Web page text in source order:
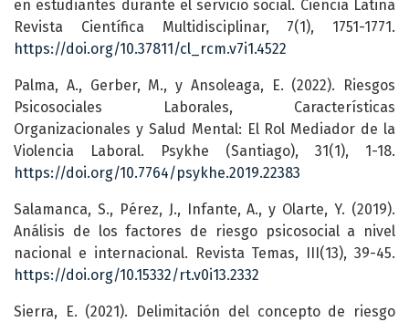
en estudiantes durante el servicio social. Ciencia Latina
Revista Científica Multidisciplinar, 7(1), 1751-1771.
https://doi.org/10.37811/cl_rcm.v7i1.4522
Palma, A., Gerber, M., y Ansoleaga, E. (2022). Riesgos
Psicosociales Laborales, Características
Organizacionales y Salud Mental: El Rol Mediador de la
Violencia Laboral. Psykhe (Santiago), 31(1), 1-18.
https://doi.org/10.7764/psykhe.2019.22383
Salamanca, S., Pérez, J., Infante, A., y Olarte, Y. (2019).
Análisis de los factores de riesgo psicosocial a nivel
nacional e internacional. Revista Temas, III(13), 39-45.
https://doi.org/10.15332/rt.v0i13.2332
Sierra, E. (2021). Delimitación del concepto de riesgo